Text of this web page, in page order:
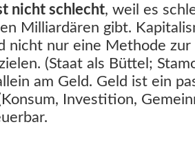
nicht schlecht, weil es
Milliardären gibt.
nicht nur eine Methode
(Staat als Büttel;
am Geld. Geld ist ein
Investition,